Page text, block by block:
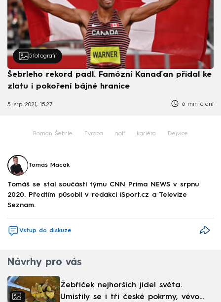
5 fotografií
Šebrleho rekord padl. Famózní Kanaďan přidal ke
zlatu i pokoření bájné hranice
5. srp 2021, 15:27 6 min čtení
Roman Šebrle Evropa golf kariéra Dejvice
Tomáš Macák
Tomáš se stal součástí týmu CNN Prima NEWS v srpnu
2020. Předtím působil v redakci iSport.cz a Televize
Seznam.
Vstup do diskuze
Návrhy pro vás
Žebříček nejhorších jídel světa.
Umístily se i tři české pokrmy, vévodí